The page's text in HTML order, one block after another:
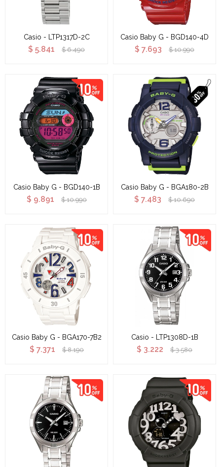
Casio - LTP1317D-2C
$ 5.841 $ 6.490
Casio Baby G - BGD140-4D
$ 7.693 $ 10.990
Casio Baby G - BGD140-1B
$ 9.891 $ 10.990
Casio Baby G - BGA180-2B
$ 7.483 $ 10.690
Casio Baby G - BGA170-7B2
$ 7.371 $ 8.190
Casio - LTP1308D-1B
$ 3.222 $ 3.580